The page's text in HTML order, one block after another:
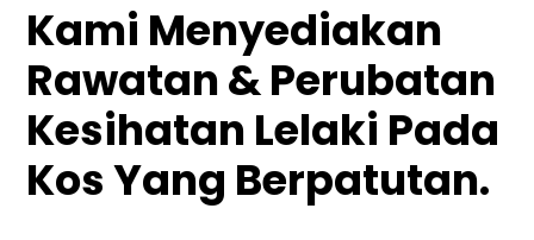
Kami Menyediakan
Rawatan & Perubatan
Kesihatan Lelaki Pada
Kos Yang Berpatutan.